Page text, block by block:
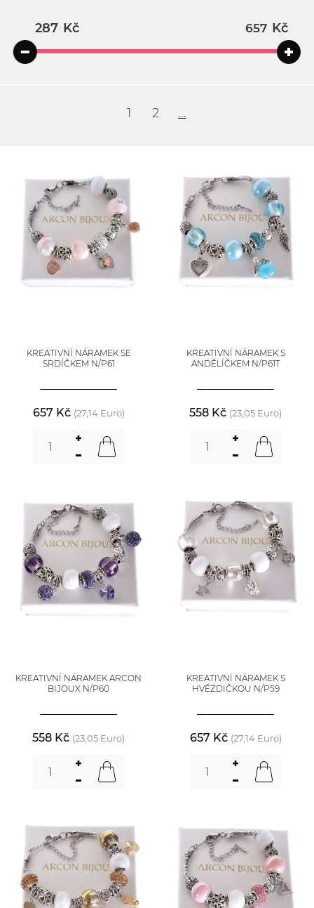
Kč Kč
1 2 ...
KREATIVNÍ NÁRAMEK SE
SRDÍČKEM N/P61
657 Kč (27,14 Euro)
KREATIVNÍ NÁRAMEK S
ANDĚLÍČKEM N/P61T
558 Kč (23,05 Euro)
KREATIVNÍ NÁRAMEK ARCON
BIJOUX N/P60
558 Kč (23,05 Euro)
KREATIVNÍ NÁRAMEK S
HVĚZDIČKOU N/P59
657 Kč (27,14 Euro)